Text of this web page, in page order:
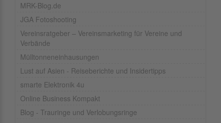
MRK-Blog.de
JGA Fotoshooting
Vereinsratgeber – Vereinsmarketing für Vereine und
Verbände
Mülltonneneinhausungen
Lust auf Asien - Reiseberichte und Insidertipps
smarte Elektronik 4u
Online Business Kompakt
Blog - Trauringe und Verlobungsringe